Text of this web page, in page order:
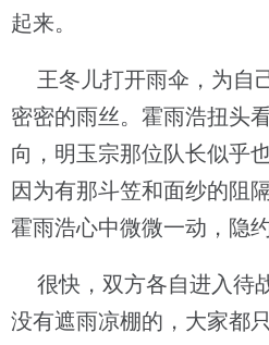
起来。
王冬儿打开雨伞，为自
密密的雨丝。霍雨浩扭头
向，明玉宗那位队长似乎
因为有那斗笠和面纱的阻
霍雨浩心中微微一动，隐
很快，双方各自进入待
没有遮雨凉棚的，大家都